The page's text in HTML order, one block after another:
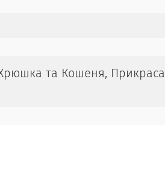
Хрюшка та Кошеня, Прикраса